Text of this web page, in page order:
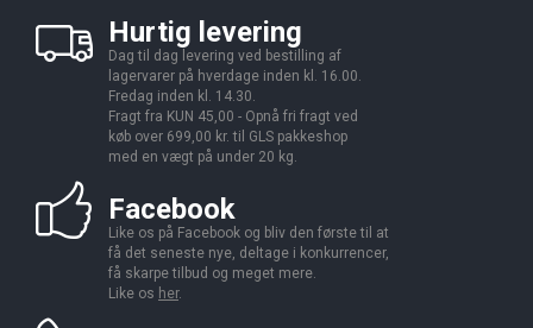
Hurtig levering
Dag til dag levering ved bestilling af
lagervarer på hverdage inden kl. 16.00.
Fredag inden kl. 14.30.
Fragt fra KUN 45,00 - Opnå fri fragt ved
køb over 699,00 kr. til GLS pakkeshop
med en vægt på under 20 kg.
Facebook
Like os på Facebook og bliv den første til at
få det seneste nye, deltage i konkurrencer,
få skarpe tilbud og meget mere.
Like os her.